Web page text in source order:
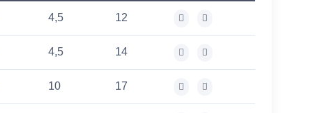
4,5 12
4,5 14
10 17